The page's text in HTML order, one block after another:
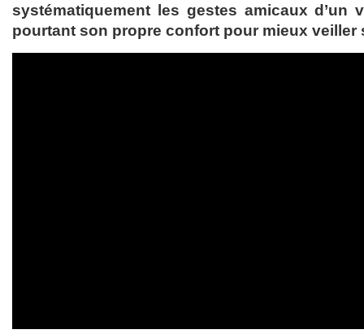
systématiquement les gestes amicaux d’un
pourtant son propre confort pour mieux veiller